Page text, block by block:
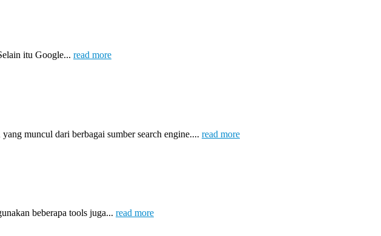
itu Google... read more
muncul dari berbagai sumber search engine.... read more
beberapa tools juga... read more